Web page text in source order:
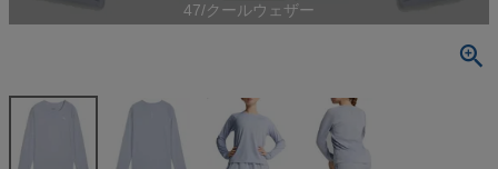
THE NORTH FACE
CHUMS
47/クールウェザー